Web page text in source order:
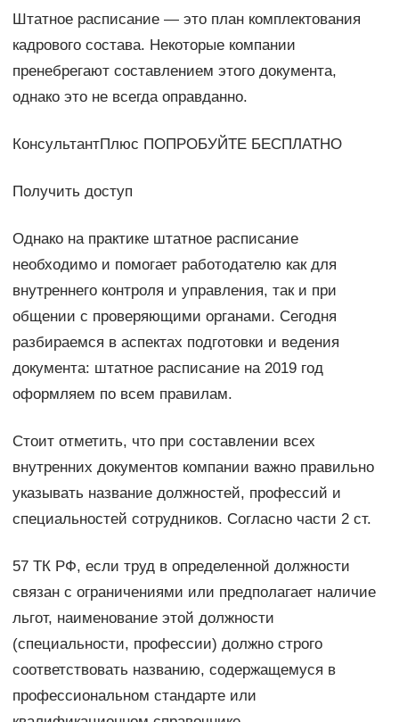
Штатное расписание — это план комплектования
кадрового состава. Некоторые компании
пренебрегают составлением этого документа,
однако это не всегда оправданно.
КонсультантПлюс ПОПРОБУЙТЕ БЕСПЛАТНО
Получить доступ
Однако на практике штатное расписание
необходимо и помогает работодателю как для
внутреннего контроля и управления, так и при
общении с проверяющими органами. Сегодня
разбираемся в аспектах подготовки и ведения
документа: штатное расписание на 2019 год
оформляем по всем правилам.
Стоит отметить, что при составлении всех
внутренних документов компании важно правильно
указывать название должностей, профессий и
специальностей сотрудников. Согласно части 2 ст.
57 ТК РФ, если труд в определенной должности
связан с ограничениями или предполагает наличие
льгот, наименование этой должности
(специальности, профессии) должно строго
соответствовать названию, содержащемуся в
профессиональном стандарте или